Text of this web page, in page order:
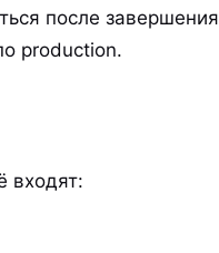
после завершения
production.
входят: